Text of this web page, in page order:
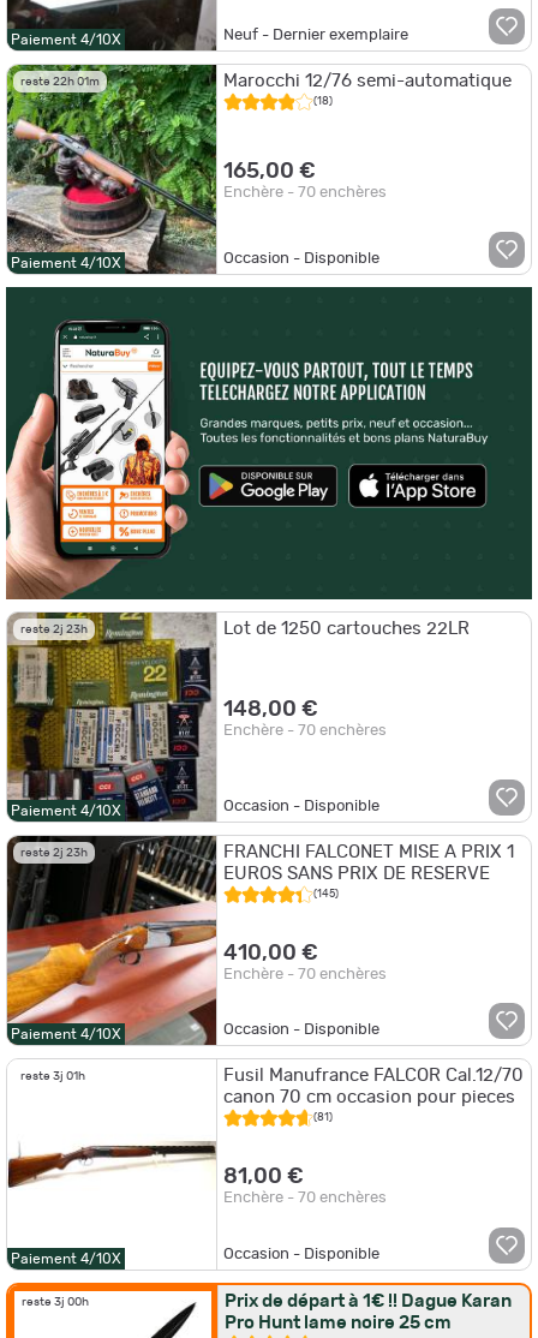
Paiement 4/10X Neuf - Dernier exemplaire
reste 22h 01m
Paiement 4/10X
Marocchi 12/76 semi-automatique
(18)
165,00 €
Enchère - 70 enchères
Occasion - Disponible
reste 2j 23h
Paiement 4/10X
Lot de 1250 cartouches 22LR
148,00 €
Enchère - 70 enchères
Occasion - Disponible
reste 2j 23h
Paiement 4/10X
FRANCHI FALCONET MISE A PRIX 1
EUROS SANS PRIX DE RESERVE
(145)
410,00 €
Enchère - 70 enchères
Occasion - Disponible
reste 3j 01h
Paiement 4/10X
Fusil Manufrance FALCOR Cal.12/70
canon 70 cm occasion pour pieces
(81)
81,00 €
Enchère - 70 enchères
Occasion - Disponible
reste 3j 00h
Prix de départ à 1€ !! Dague Karan
Pro Hunt lame noire 25 cm